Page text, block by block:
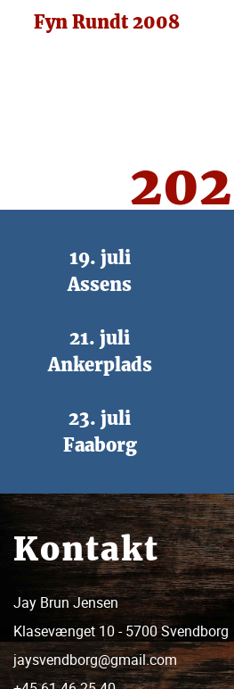
Fyn Rundt 2008
19. juli
Assens
21. juli
Ankerplads
23. juli
Faaborg
Kontakt
Jay Brun Jensen
Klasevænget 10 - 5700 Svendborg
jaysvendborg@gmail.com